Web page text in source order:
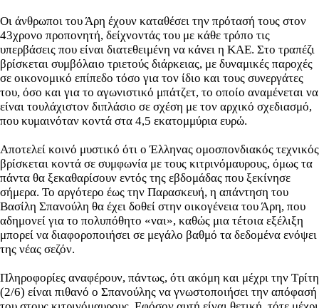
Οι άνθρωποι του Άρη έχουν καταθέσει την πρότασή τους στον
43χρονο προπονητή, δείχνοντάς του με κάθε τρόπο τις
υπερβάσεις που είναι διατεθειμένη να κάνει η ΚΑΕ. Στο τραπέζι
βρίσκεται συμβόλαιο τριετούς διάρκειας, με δυναμικές παροχές
σε οικονομικό επίπεδο τόσο για τον ίδιο και τους συνεργάτες
του, όσο και για το αγωνιστικό μπάτζετ, το οποίο αναμένεται να
είναι τουλάχιστον διπλάσιο σε σχέση με τον αρχικό σχεδιασμό,
που κυμαινόταν κοντά στα 4,5 εκατομμύρια ευρώ.
Αποτελεί κοινό μυστικό ότι ο Έλληνας ομοσπονδιακός τεχνικός
βρίσκεται κοντά σε συμφωνία με τους κιτρινόμαυρους, όμως τα
πάντα θα ξεκαθαρίσουν εντός της εβδομάδας που ξεκίνησε
σήμερα. Το αργότερο έως την Παρασκευή, η απάντηση του
Βασίλη Σπανούλη θα έχει δοθεί στην οικογένεια του Άρη, που
αδημονεί για το πολυπόθητο «ναι», καθώς μια τέτοια εξέλιξη
μπορεί να διαφοροποιήσει σε μεγάλο βαθμό τα δεδομένα ενόψει
της νέας σεζόν.
Πληροφορίες αναφέρουν, πάντως, ότι ακόμη και μέχρι την Τρίτη
(2/6) είναι πιθανό ο Σπανούλης να γνωστοποιήσει την απόφασή